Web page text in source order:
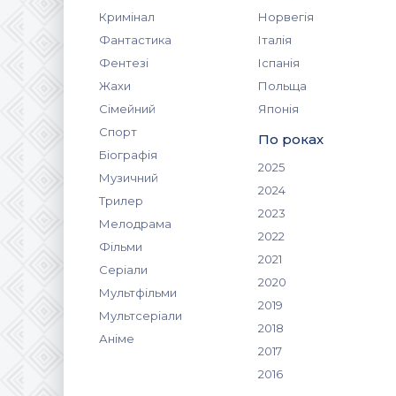
Кримінал
Фантастика
Фентезі
Жахи
Сімейний
Спорт
Біографія
Музичний
Трилер
Мелодрама
Фільми
Серіали
Мультфільми
Мультсеріали
Аніме
Норвегія
Італія
Іспанія
Польща
Японія
По роках
2025
2024
2023
2022
2021
2020
2019
2018
2017
2016